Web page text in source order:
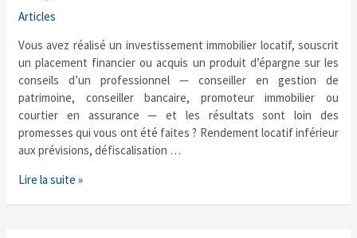
Articles
Vous avez réalisé un investissement immobilier locatif, souscrit
un placement financier ou acquis un produit d’épargne sur les
conseils d’un professionnel — conseiller en gestion de
patrimoine, conseiller bancaire, promoteur immobilier ou
courtier en assurance — et les résultats sont loin des
promesses qui vous ont été faites ? Rendement locatif inférieur
aux prévisions, défiscalisation …
argent
?
Lire la suite »